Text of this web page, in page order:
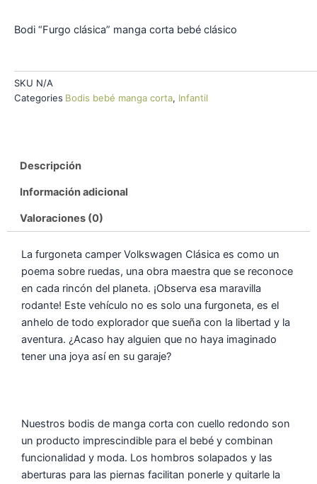
Bodi “Furgo clásica” manga corta bebé clásico
SKU N/A
Categories Bodis bebé manga corta, Infantil
Descripción
Información adicional
Valoraciones (0)
La furgoneta camper Volkswagen Clásica es como un
poema sobre ruedas, una obra maestra que se reconoce
en cada rincón del planeta. ¡Observa esa maravilla
rodante! Este vehículo no es solo una furgoneta, es el
anhelo de todo explorador que sueña con la libertad y la
aventura. ¿Acaso hay alguien que no haya imaginado
tener una joya así en su garaje?
Nuestros bodis de manga corta con cuello redondo son
un producto imprescindible para el bebé y combinan
funcionalidad y moda. Los hombros solapados y las
aberturas para las piernas facilitan ponerle y quitarle la